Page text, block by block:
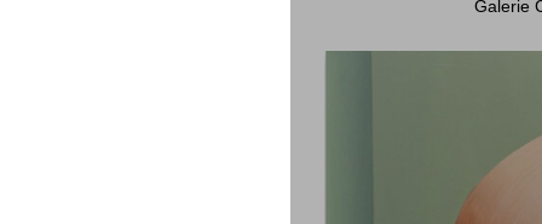
Galerie